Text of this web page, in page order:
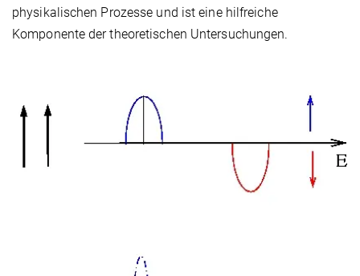
physikalischen Prozesse und ist eine hilfreiche
Komponente der theoretischen Untersuchungen.